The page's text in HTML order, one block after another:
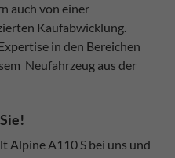
auch von einer
Kaufabwicklung.
in den Bereichen
Neufahrzeug aus der
Alpine A110 S bei uns und